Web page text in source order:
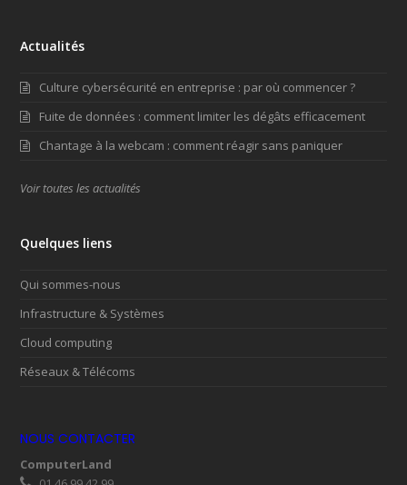
Actualités
Culture cybersécurité en entreprise : par où commencer ?
Fuite de données : comment limiter les dégâts efficacement
Chantage à la webcam : comment réagir sans paniquer
Voir toutes les actualités
Quelques liens
Qui sommes-nous
Infrastructure & Systèmes
Cloud computing
Réseaux & Télécoms
NOUS CONTACTER
ComputerLand